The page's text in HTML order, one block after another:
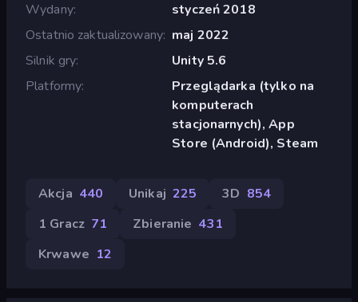
Wydany
styczeń 2018
Ostatnio zaktualizowany maj 2022
Silnik gry
Unity 5.6
Platformy
Przeglądarka (tylko na
komputerach
stacjonarnych), App
Store (Android), Steam
Akcja 440 Unikaj 225 3D 854
1 Gracz 71 Zbieranie 431
Krwawe 12